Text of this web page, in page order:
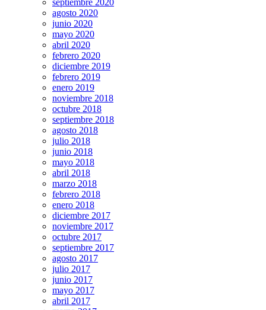
septiembre 2020
agosto 2020
junio 2020
mayo 2020
abril 2020
febrero 2020
diciembre 2019
febrero 2019
enero 2019
noviembre 2018
octubre 2018
septiembre 2018
agosto 2018
julio 2018
junio 2018
mayo 2018
abril 2018
marzo 2018
febrero 2018
enero 2018
diciembre 2017
noviembre 2017
octubre 2017
septiembre 2017
agosto 2017
julio 2017
junio 2017
mayo 2017
abril 2017